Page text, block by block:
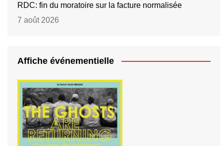
RDC: fin du moratoire sur la facture normalisée
7 août 2026
Affiche événementielle